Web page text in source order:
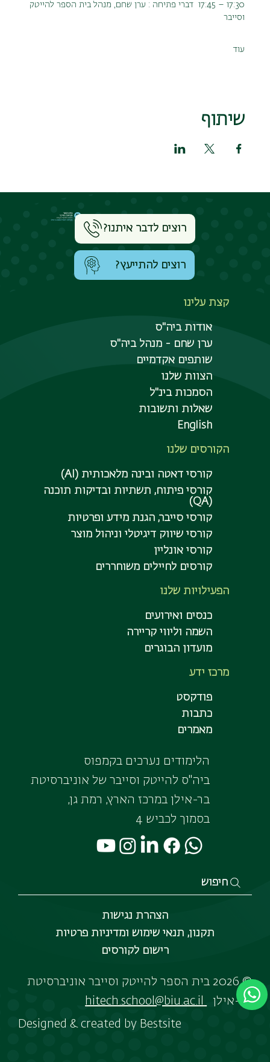
17:30 – 17:45  דברי פתיחה : ערן שחם, מנהל בית הספר להייטק
וסייבר
עוד
שיתוף
מרכז ידע
פודקסט
כתבות
מאמרים
הפעילויות שלנו
כנסים ואירועים
השמה וליווי קריירה
מועדון הבוגרים
הקורסים שלנו
קורסי דאטה ובינה מלאכותית (AI)
קורסי פיתוח, תשתיות ובדיקות תוכנה
(QA)
קורסי סייבר, הגנת מידע ופרטיות
קורסי שיווק דיגיטלי וניהול מוצר
קורסי אונליין
קורסים לחיילים משוחררים
קצת עלינו
אודות ביה"ס
ערן שחם - מנהל ביה"ס
שותפים אקדמיים
הצוות שלנו
הסמכות בינ"ל
שאלות ותשובות
English
חיפוש
הלימודים נערכים בקמפוס
ביה"ס להייטק וסייבר של אוניברסיטת
בר-אילן במרכז הארץ, רמת גן,
בסמוך לכביש 4
רוצים לדבר איתנו?
רוצים להתייעץ?
הצהרת נגישות
תקנון, תנאי שימוש ומדיניות פרטיות
רישום לקורסים
© 2026 בית הספר להייטק וסייבר אוניברסיטת
בר-אילן
Designed & created by Bestsite